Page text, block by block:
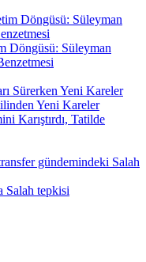
Döngüsü: Süleyman
Karıştırdı, Tatilde
Salah tepkisi